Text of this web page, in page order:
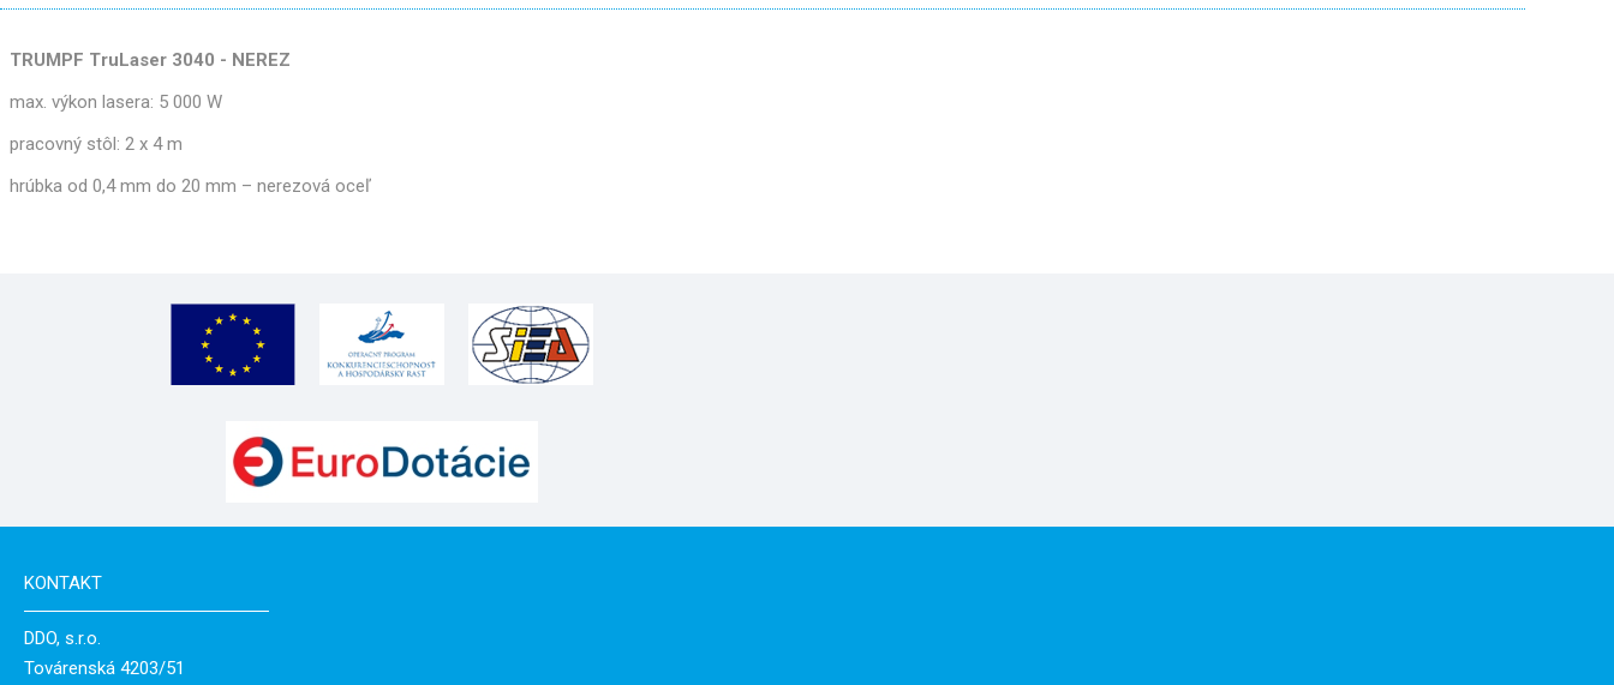
TRUMPF TruLaser 3040 - NEREZ
max. výkon lasera: 5 000 W
pracovný stôl: 2 x 4 m
hrúbka od 0,4 mm do 20 mm – nerezová oceľ
KONTAKT
DDO, s.r.o.
Továrenská 4203/51